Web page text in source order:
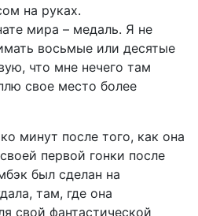
на руках.
мира – медаль. Я не
восьмые или десятые
что мне нечего там
свое место более
минут после того, как она
первой гонки после
был сделан на
там, где она
свой фантастической